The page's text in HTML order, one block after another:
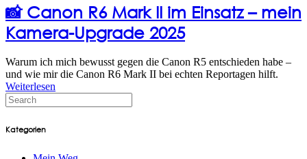
📸 Canon R6 Mark II im Einsatz – mein
Kamera-Upgrade 2025
Warum ich mich bewusst gegen die Canon R5 entschieden habe –
und wie mir die Canon R6 Mark II bei echten Reportagen hilft.
Weiterlesen
Kategorien